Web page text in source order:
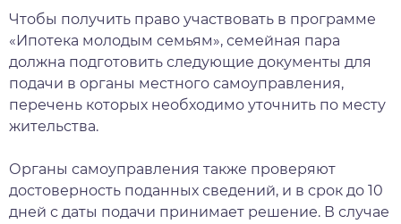
Чтобы получить право участвовать в программе
«Ипотека молодым семьям», семейная пара
должна подготовить следующие документы для
подачи в органы местного самоуправления,
перечень которых необходимо уточнить по месту
жительства.
Органы самоуправления также проверяют
достоверность поданных сведений, и в срок до 10
дней с даты подачи принимает решение. В случае